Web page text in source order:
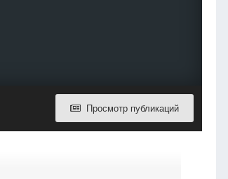
Просмотр публикаций